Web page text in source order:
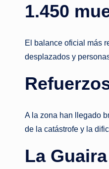
1.450
El balance oficial más
desplazados y
A la zona han llegado
de la catástrofe y la
La